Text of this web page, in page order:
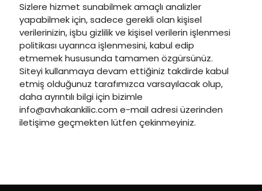
Sizlere hizmet sunabilmek amaçlı analizler
yapabilmek için, sadece gerekli olan kişisel
verilerinizin, işbu gizlilik ve kişisel verilerin işlenmesi
politikası uyarınca işlenmesini, kabul edip
etmemek hususunda tamamen özgürsünüz.
Siteyi kullanmaya devam ettiğiniz takdirde kabul
etmiş olduğunuz tarafımızca varsayılacak olup,
daha ayrıntılı bilgi için bizimle
info@avhakankilic.com e-mail adresi üzerinden
iletişime geçmekten lütfen çekinmeyiniz.